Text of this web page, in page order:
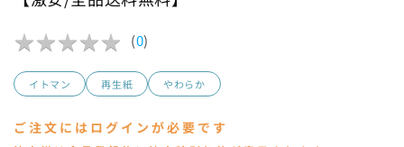
注文履歴
お気に入り一覧
★★★★★
★★★★★ (0)
イトマン 再生紙 やわらか
ご注文にはログインが必要です